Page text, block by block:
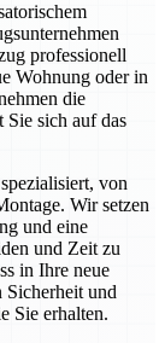
professionell
Wohnung oder in
die
sich auf das
von
Wir setzen
und eine
und Zeit zu
in Ihre neue
und
Sie erhalten.